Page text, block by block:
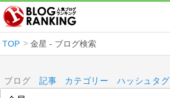
TOP 金星 - ブログ検索
ブログ 記事 カテゴリー ハッシュタグ